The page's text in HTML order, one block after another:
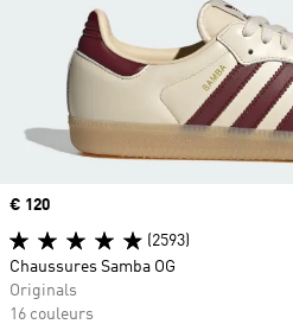
Prix
€ 120
(2593)
Chaussures Samba OG
Originals
16 couleurs